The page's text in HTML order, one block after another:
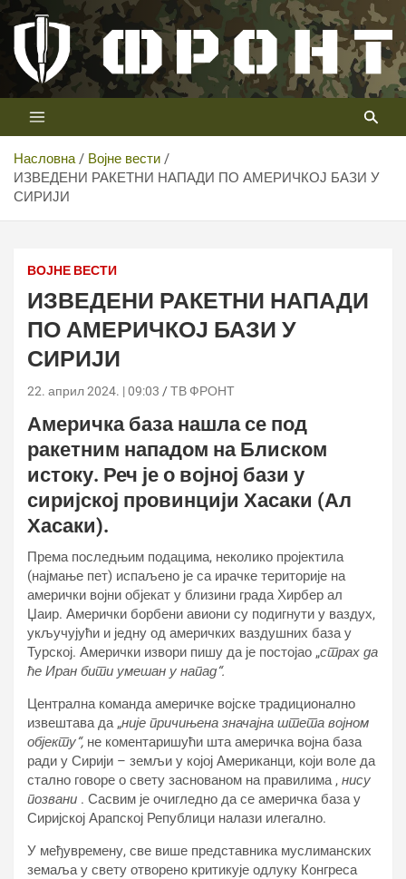
Скип
цонтент
Телевизија ФРОНТ
Први војни канал у Србији
Насловна
Војне вести
ИЗВЕДЕНИ РАКЕТНИ НАПАДИ ПО АМЕРИЧКОЈ БАЗИ У
СИРИЈИ
ВОЈНЕ ВЕСТИ
ИЗВЕДЕНИ РАКЕТНИ НАПАДИ
ПО АМЕРИЧКОЈ БАЗИ У
СИРИЈИ
22. април 2024. | 09:03 ТВ ФРОНТ
Америчка база нашла се под
ракетним нападом на Блиском
истоку. Реч је о војној бази у
сиријској провинцији Хасаки (Ал
Хасаки).
Према последњим подацима, неколико пројектила
(најмање пет) испаљено је са ирачке територије на
амерички војни објекат у близини града Хирбер ал
Џаир. Амерички борбени авиони су подигнути у ваздух,
укључујући и једну од америчких ваздушних база у
Турској. Амерички извори пишу да је постојао „страх да
ће Иран бити умешан у напад“.
Централна команда америчке војске традиционално
извештава да „није причињена значајна штета војном
објекту“, не коментаришући шта америчка војна база
ради у Сирији – земљи у којој Американци, који воле да
стално говоре о свету заснованом на правилима , нису
позвани . Сасвим је очигледно да се америчка база у
Сиријској Арапској Републици налази илегално.
У међувремену, све више представника муслиманских
земаља у свету отворено критикује одлуку Конгреса